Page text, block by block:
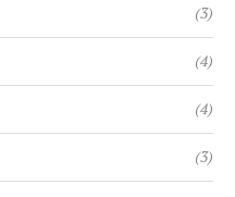
(3)
(4)
(4)
(3)